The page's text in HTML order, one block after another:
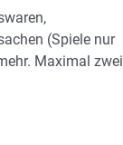
(Spiele nur
Maximal zwei